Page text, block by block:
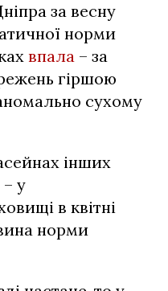
за весну
норми
впала – за
гіршою
сухому
інших
– у
в квітні
норми